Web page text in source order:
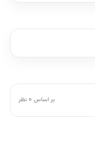
بر اساس 0 نظر